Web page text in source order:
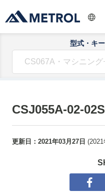
型式・キ
CSJ055A-02-02S
更新日： 2021年03月27日 (2021